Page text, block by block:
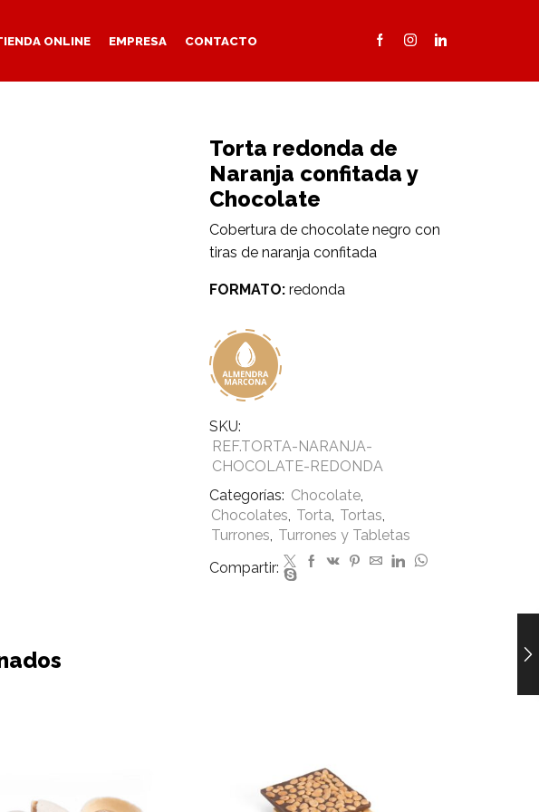
ONLINE EMPRESA CONTACTO
Torta redonda de
Naranja confitada y
Chocolate
Cobertura de chocolate negro con
tiras de naranja confitada
FORMATO:redonda
SKU:
REF.TORTA-NARANJA-
CHOCOLATE-REDONDA
Categorías: Chocolate,
Chocolates, Torta, Tortas,
Turrones, Turrones y Tabletas
Compartir: